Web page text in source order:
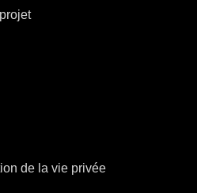
de la vie privée